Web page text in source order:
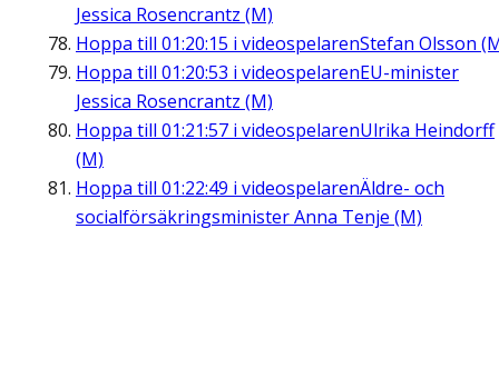
Jessica Rosencrantz (M)
Hoppa till 01:20:15 i videospelarenStefan Olsson
Hoppa till 01:20:53 i videospelarenEU-minister
Jessica Rosencrantz (M)
Hoppa till 01:21:57 i videospelarenUlrika Heindorff
(M)
Hoppa till 01:22:49 i videospelarenÄldre- och
socialförsäkringsminister Anna Tenje (M)